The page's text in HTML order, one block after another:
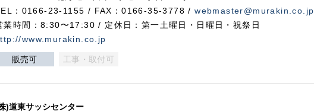
：0166-23-1155 / FAX：0166-35-3778 /webmaster@murakin.co.jp
業時間：8:30〜17:30 / 定休日：第一土曜日・日曜日・祝祭日
www.murakin.co.jp
販売可 工事・取付可
)道東サッシセンター